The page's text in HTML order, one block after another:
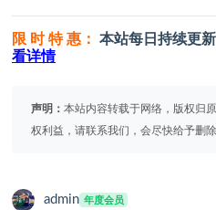
限 时 特 惠： 本站每日持续更
看详情
声明： 本站内容转载于网络，版权归
权利益，请联系我们，会尽快给予删除
admin 年度会员